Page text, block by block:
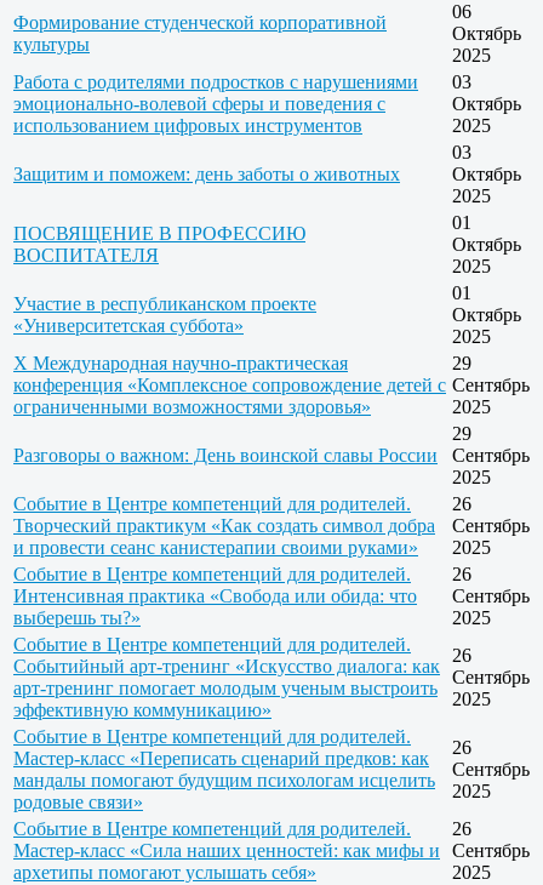
Формирование студенческой корпоративной
культуры
06
Октябрь
2025
Работа с родителями подростков с нарушениями
эмоционально-волевой сферы и поведения с
использованием цифровых инструментов
03
Октябрь
2025
Защитим и поможем: день заботы о животных
03
Октябрь
2025
ПОСВЯЩЕНИЕ В ПРОФЕССИЮ
ВОСПИТАТЕЛЯ
01
Октябрь
2025
Участие в республиканском проекте
«Университетская суббота»
01
Октябрь
2025
X Международная научно-практическая
конференция «Комплексное сопровождение детей с
ограниченными возможностями здоровья»
29
Сентябрь
2025
Разговоры о важном: День воинской славы России
29
Сентябрь
2025
Событие в Центре компетенций для родителей.
Творческий практикум «Как создать символ добра
и провести сеанс канистерапии своими руками»
26
Сентябрь
2025
Событие в Центре компетенций для родителей.
Интенсивная практика «Свобода или обида: что
выберешь ты?»
26
Сентябрь
2025
Событие в Центре компетенций для родителей.
Событийный арт-тренинг «Искусство диалога: как
арт-тренинг помогает молодым ученым выстроить
эффективную коммуникацию»
26
Сентябрь
2025
Событие в Центре компетенций для родителей.
Мастер-класс «Переписать сценарий предков: как
мандалы помогают будущим психологам исцелить
родовые связи»
26
Сентябрь
2025
Событие в Центре компетенций для родителей.
Мастер-класс «Сила наших ценностей: как мифы и
архетипы помогают услышать себя»
26
Сентябрь
2025